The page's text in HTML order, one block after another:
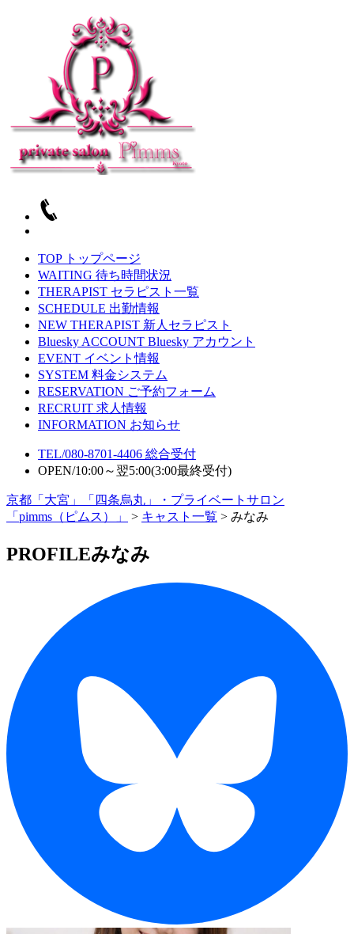
TOP トップページ
WAITING 待ち時間状況
THERAPIST セラピスト一覧
SCHEDULE 出勤情報
NEW THERAPIST 新人セラピスト
Bluesky ACCOUNT Bluesky アカウント
EVENT イベント情報
SYSTEM 料金システム
RESERVATION ご予約フォーム
RECRUIT 求人情報
INFORMATION お知らせ
TEL/080-8701-4406 総合受付
OPEN/10:00～翌5:00(3:00最終受付)
京都「大宮」「四条烏丸」・プライベートサロン
「pimms（ピムス）」
> キャスト一覧 > みなみ
PROFILEみなみ